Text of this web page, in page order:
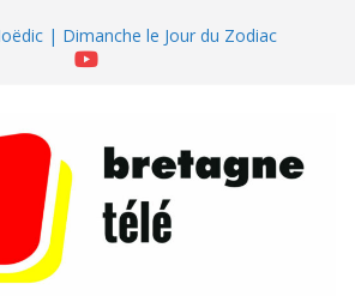
| Dimanche le Jour du Zodiac
| Le Beau Fort